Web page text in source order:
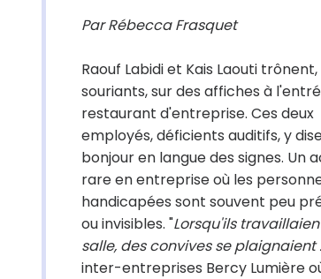
Par Rébecca Frasquet
Raouf Labidi et Kais Laouti trônent,
souriants, sur des affiches à
restaurant d'entreprise. Ces deux
employés, déficients auditifs, y
bonjour en langue des signes. Un
rare en entreprise où les
handicapées sont souvent peu
ou invisibles. "Lorsqu'ils
salle, des convives se
inter-entreprises Bercy Lumière